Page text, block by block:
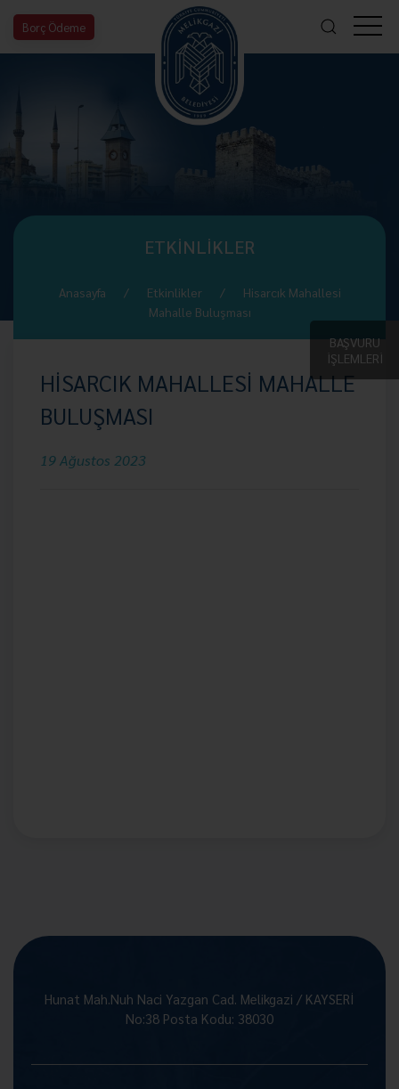
Borç Ödeme
BAŞVURU
İŞLEMLERİ
ETKİNLİKLER
Anasayfa Etkinlikler
Hisarcık Mahallesi
Mahalle Buluşması
HİSARCIK MAHALLESİ MAHALLE
BULUŞMASI
19 Ağustos 2023
Hunat Mah.Nuh Naci Yazgan Cad. Melikgazi / KAYSERİ
No:38 Posta Kodu: 38030